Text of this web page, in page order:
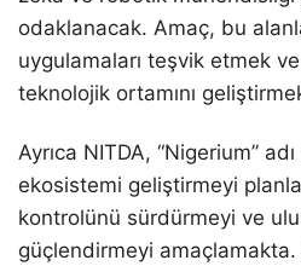
odaklanacak. Amaç, bu
uygulamaları teşvik etmek
teknolojik ortamını
Ayrıca NITDA, “Nigerium”
ekosistemi geliştirmeyi
kontrolünü sürdürmeyi ve
güçlendirmeyi